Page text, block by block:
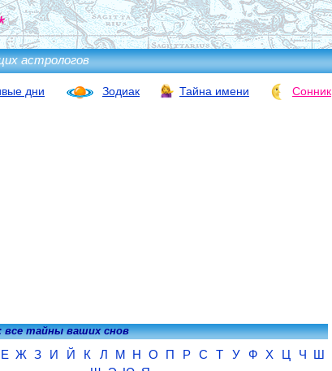
астрологов
дни Зодиак Тайна имени Сонник
все тайны ваших снов
Е Ж З И Й К Л М Н О П Р С Т У Ф Х Ц Ч Ш